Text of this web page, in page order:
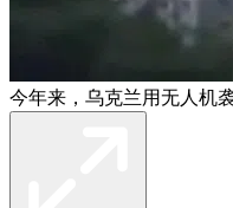
今年来，乌克兰用无人机